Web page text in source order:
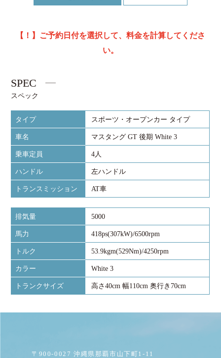
【！】ご予約日付を選択して、料金を計算してくださ
い。
SPEC
スペック
タイプ スポーツ・オープンカー タイプ
車名 マスタング GT 後期 White 3
乗車定員 4人
ハンドル 左ハンドル
トランスミッション AT車
排気量 5000
馬力 418ps(307kW)/6500rpm
トルク 53.9kgm(529Nm)/4250rpm
カラー White 3
トランクサイズ 高さ40cm 幅110cm 奥行き70cm
〒900-0027 沖縄県那覇市山下町1-11